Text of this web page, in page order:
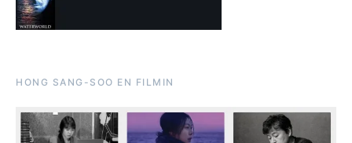
HONG SANG-SOO EN FILMIN